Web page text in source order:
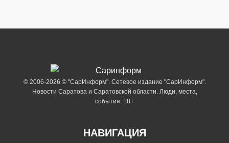
© 2006-2026 © "СарИнформ". Сетевое издание "СарИнформ".
Новости Саратова и Саратовской области. Люди, места,
события. 18+
НАВИГАЦИЯ